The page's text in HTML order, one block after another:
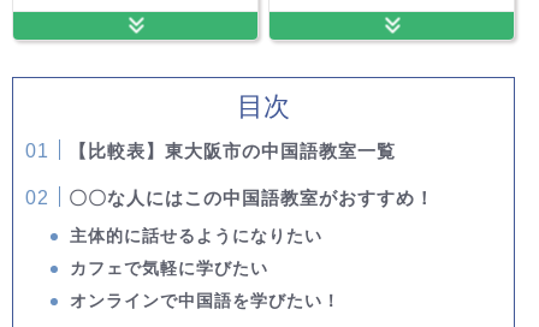
目次
【比較表】東大阪市の中国語教室一覧
〇〇な人にはこの中国語教室がおすすめ！
主体的に話せるようになりたい
カフェで気軽に学びたい
オンラインで中国語を学びたい！